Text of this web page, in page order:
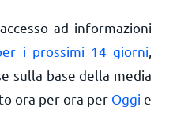
ad informazioni
i prossimi 14 giorni
sulla base della media
ora per ora per Oggi e